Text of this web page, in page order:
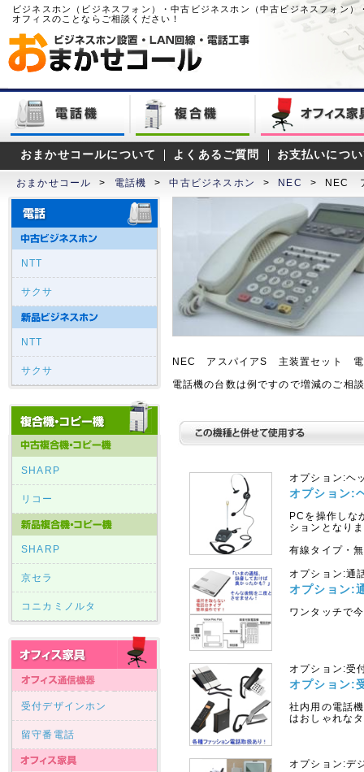
ビジネスホン（ビジネスフォン）・中古ビジネスホン（中古ビジネスフォン
オフィスのことならご相談ください！
おまかせコールについて よくあるご質問 お支払いにつ
おまかせコール > 電話機 > 中古ビジネスホン > NEC > NEC
NTT
サクサ
NTT
サクサ
SHARP
リコー
SHARP
京セラ
コニカミノルタ
受付デザインホン
留守番電話
NEC アスパイアS 主装置セット
電話機の台数は例ですので増減のご相
オプション:ヘ
オプション:
PCを操作しな
ションとなり
有線タイプ・
オプション:通
オプション:
ワンタッチで
オプション:受
オプション:
社内用の電話
はおしゃれな
オプション:デ